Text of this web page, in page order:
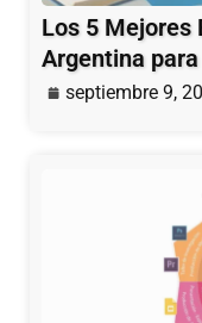
Los 5 Mejores
Argentina
septiembre 9,